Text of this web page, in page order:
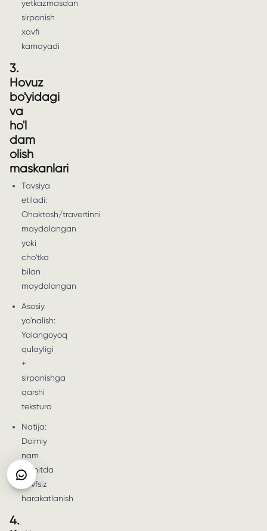
yetkazmasdan
sirpanish
xavfi
kamayadi
3.
Hovuz
bo'yidagi
va
ho'l
dam
olish
maskanlari
Tavsiya
etiladi:
Ohaktosh/travertinni
maydalangan
yoki
cho'tka
bilan
maydalangan
Asosiy
yo'nalish:
Yalangoyoq
qulayligi
+
sirpanishga
qarshi
tekstura
Natija:
Doimiy
nam
muhitda
xavfsiz
harakatlanish
4.